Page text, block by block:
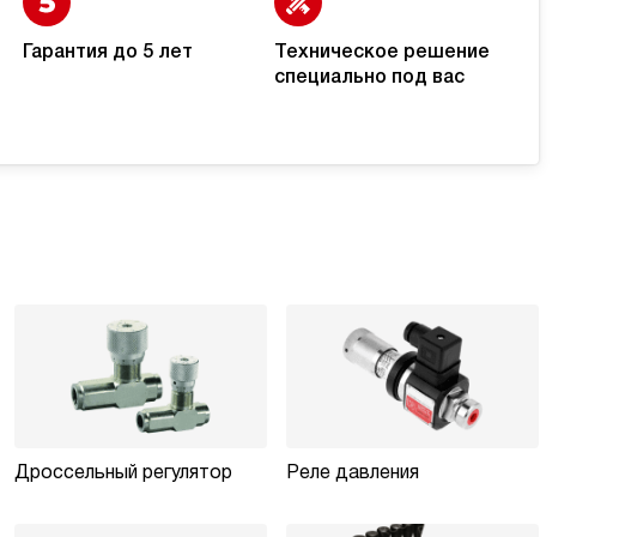
Гарантия до 5 лет
Техническое решение
специально под вас
Дроссельный регулятор Реле давления